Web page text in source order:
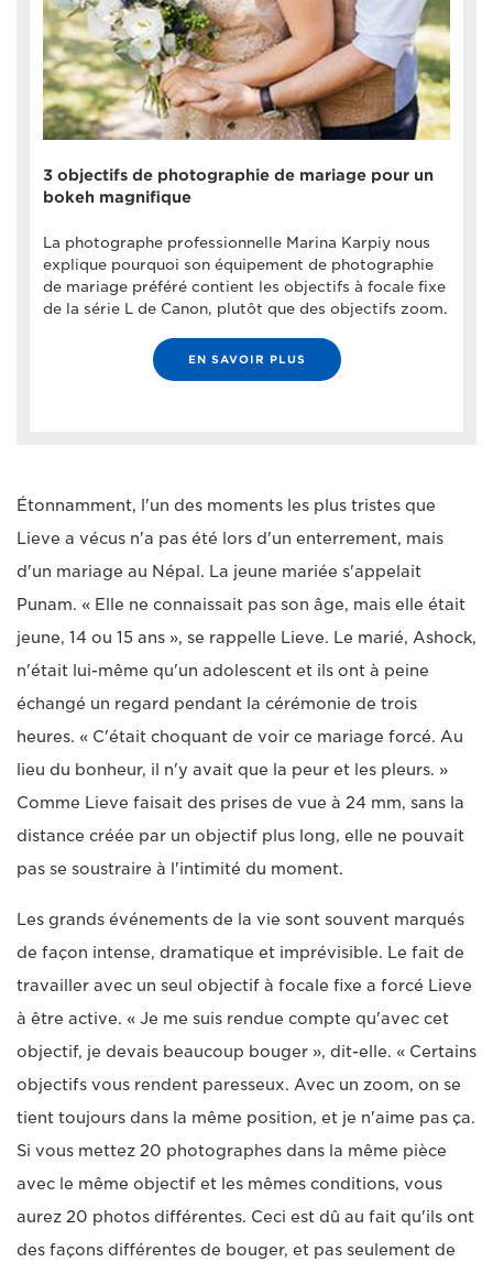
3 objectifs de photographie de mariage pour un
bokeh magnifique
La photographe professionnelle Marina Karpiy nous
explique pourquoi son équipement de photographie
de mariage préféré contient les objectifs à focale fixe
de la série L de Canon, plutôt que des objectifs zoom.
EN SAVOIR PLUS
Étonnamment, l'un des moments les plus tristes que
Lieve a vécus n'a pas été lors d'un enterrement, mais
d'un mariage au Népal. La jeune mariée s'appelait
Punam. « Elle ne connaissait pas son âge, mais elle était
jeune, 14 ou 15 ans », se rappelle Lieve. Le marié, Ashock,
n'était lui-même qu'un adolescent et ils ont à peine
échangé un regard pendant la cérémonie de trois
heures. « C'était choquant de voir ce mariage forcé. Au
lieu du bonheur, il n'y avait que la peur et les pleurs. »
Comme Lieve faisait des prises de vue à 24 mm, sans la
distance créée par un objectif plus long, elle ne pouvait
pas se soustraire à l'intimité du moment.
Les grands événements de la vie sont souvent marqués
de façon intense, dramatique et imprévisible. Le fait de
travailler avec un seul objectif à focale fixe a forcé Lieve
à être active. « Je me suis rendue compte qu'avec cet
objectif, je devais beaucoup bouger », dit-elle. « Certains
objectifs vous rendent paresseux. Avec un zoom, on se
tient toujours dans la même position, et je n'aime pas ça.
Si vous mettez 20 photographes dans la même pièce
avec le même objectif et les mêmes conditions, vous
aurez 20 photos différentes. Ceci est dû au fait qu'ils ont
des façons différentes de bouger, et pas seulement de